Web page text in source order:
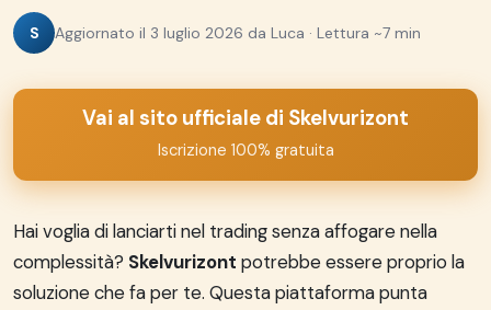
S Aggiornato il 3 luglio 2026 da Luca · Lettura ~7 min
Vai al sito ufficiale di Skelvurizont
Iscrizione 100% gratuita
Hai voglia di lanciarti nel trading senza affogare nella
complessità? Skelvurizont potrebbe essere proprio la
soluzione che fa per te. Questa piattaforma punta